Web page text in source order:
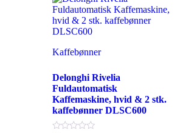
Kaffebønner
Delonghi Rivelia
Fuldautomatisk
Kaffemaskine, hvid & 2 stk.
kaffebønner DLSC600